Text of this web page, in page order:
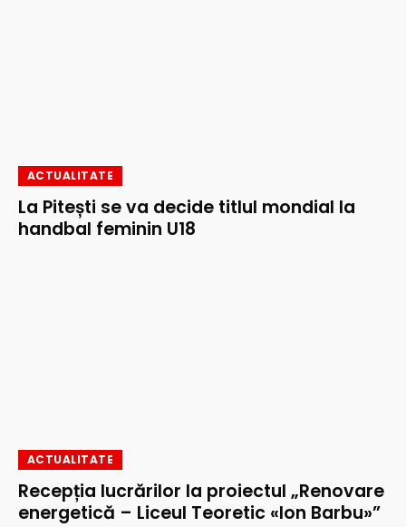
ACTUALITATE
La Pitești se va decide titlul mondial la
handbal feminin U18
ACTUALITATE
Recepția lucrărilor la proiectul „Renovare
energetică – Liceul Teoretic «Ion Barbu»”